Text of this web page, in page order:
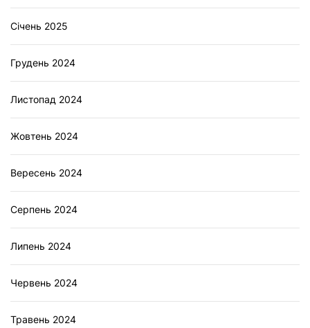
Січень 2025
Грудень 2024
Листопад 2024
Жовтень 2024
Вересень 2024
Серпень 2024
Липень 2024
Червень 2024
Травень 2024